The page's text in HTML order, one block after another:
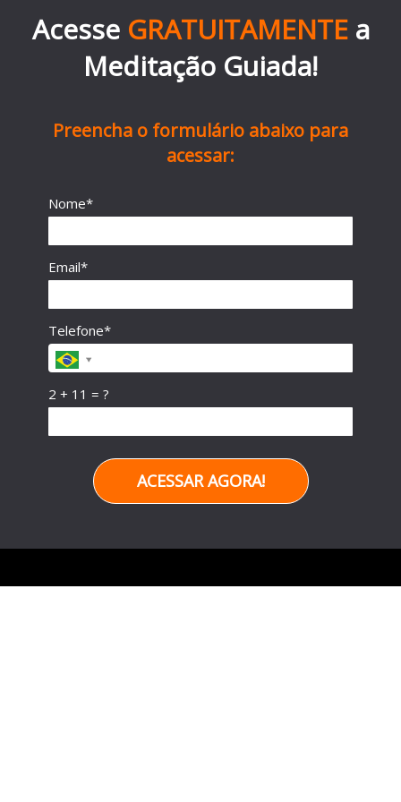
Acesse GRATUITAMENTE a
Meditação Guiada!
Preencha o formulário abaixo para
acessar:
Nome*
Email*
Telefone*
2 + 11 = ?
ACESSAR AGORA!